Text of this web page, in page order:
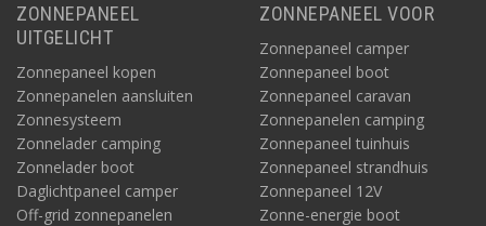
Victron MultiPlus omvormer
De opslagaccu wordt via de MPPT laadregelaar gevoed door
zonne- en/of windstroom. Om van daaruit de diverse apparaten
op 12V, 24V en 230V te voeden, is een omvormer nodig. Of
meerdere, bijvoorbeeld twee, als de accessoire accu
bijvoorbeeld 24V is en er apparaten zijn op 12V en 230V. De
omvormers binnen de Victron MultiPlus serie zijn hiervoor
geschikt.
ZONNEPANEEL
UITGELICHT
Zonnepaneel kopen
Zonnepanelen aansluiten
Zonnesysteem
Zonnelader camping
Zonnelader boot
Daglichtpaneel camper
Off-grid zonnepanelen
ZONNEPANEEL VOOR
Zonnepaneel camper
Zonnepaneel boot
Zonnepaneel caravan
Zonnepanelen camping
Zonnepaneel tuinhuis
Zonnepaneel strandhuis
Zonnepaneel 12V
Zonne-energie boot